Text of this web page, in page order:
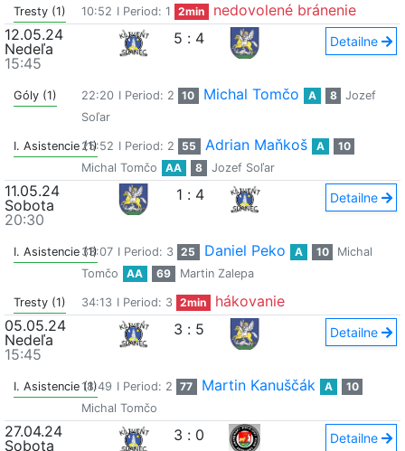
Tresty (1) 10:52 I Period: 1 2min
nedovolené bránenie
12.05.24
Nedeľa
15:45
5 : 4 Detailne
Góly (1) 22:20 I Period: 2 10 Michal Tomčo A 8
Jozef
Soľar
I. Asistencie (1)25:52 I Period: 2 55 Adrian Maňkoš A
10
Michal Tomčo
AA 8 Jozef Soľar
11.05.24
Sobota
20:30
1 : 4 Detailne
I. Asistencie (1)33:07 I Period: 3 25 Daniel Peko A 10
Michal
Tomčo
AA 69 Martin Zalepa
Tresty (1) 34:13 I Period: 3 2min
hákovanie
05.05.24
Nedeľa
15:45
3 : 5 Detailne
I. Asistencie (1)18:49 I Period: 2 77 Martin Kanuščák A
10
Michal Tomčo
27.04.24
Sobota
3 : 0 Detailne